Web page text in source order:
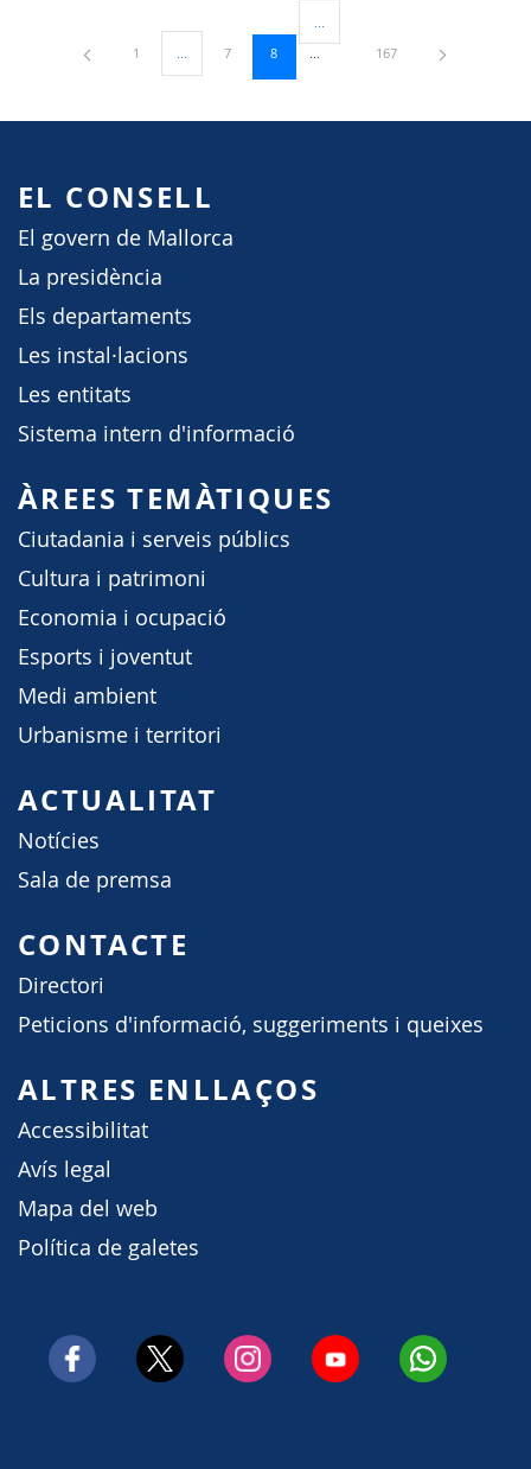
Pàgina
1 ...Pàgines intermèdies Utilitzeu TAB per navegar.
Pàgina
7 Pàgina
8
Pàgines intermèdies Utilitzeu TAB
Pàgina
167
EL CONSELL
El govern de Mallorca
La presidència
Els departaments
Les instal·lacions
Les entitats
Sistema intern d'informació
ÀREES TEMÀTIQUES
Ciutadania i serveis públics
Cultura i patrimoni
Economia i ocupació
Esports i joventut
Medi ambient
Urbanisme i territori
ACTUALITAT
Notícies
Sala de premsa
CONTACTE
Directori
Peticions d'informació, suggeriments i queixes
ALTRES ENLLAÇOS
Accessibilitat
Avís legal
Mapa del web
Política de galetes